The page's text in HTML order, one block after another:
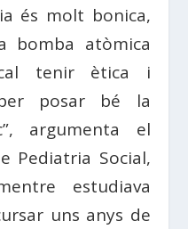
és molt bonica,
bomba atòmica
tenir ètica i
posar bé la
argumenta el
Pediatria Social,
estudiava
uns anys de